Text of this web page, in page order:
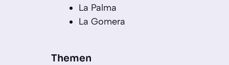
La Palma
La Gomera
Themen